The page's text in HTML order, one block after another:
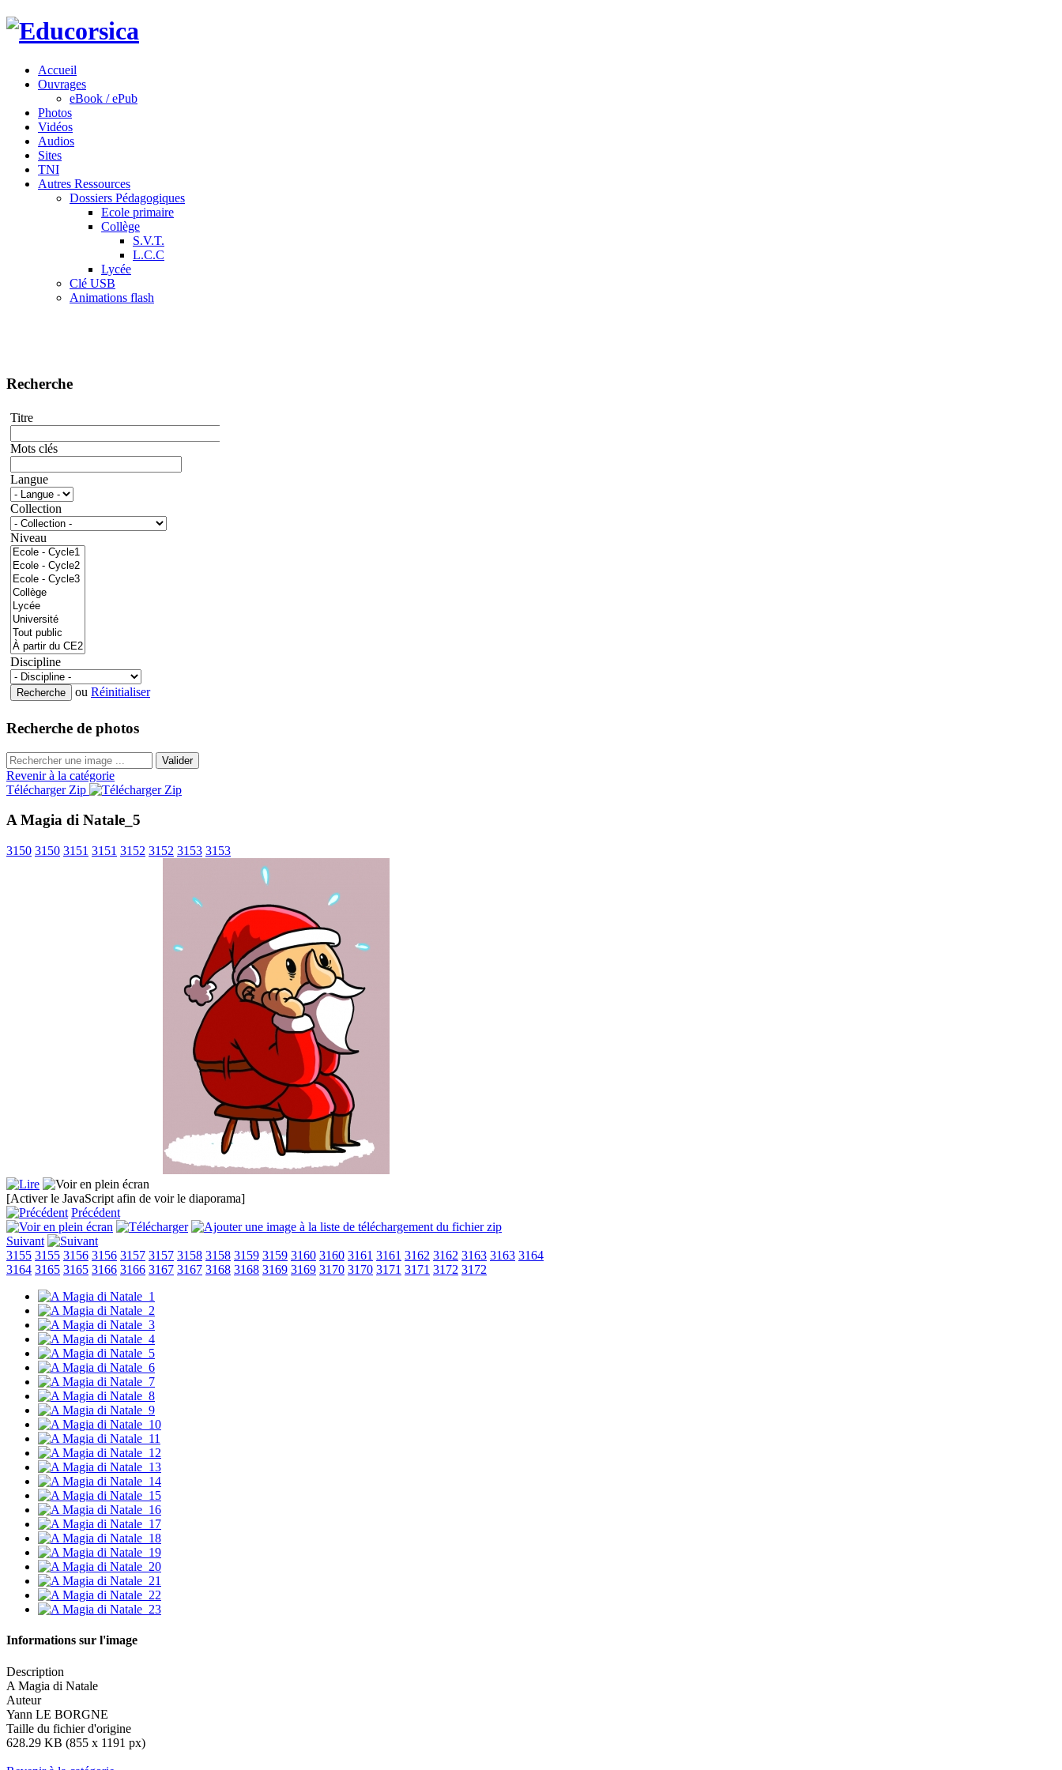
Accueil
Ouvrages
eBook / ePub
Photos
Vidéos
Audios
Sites
TNI
Autres Ressources
Dossiers Pédagogiques
Ecole primaire
Collège
S.V.T.
L.C.C
Lycée
Clé USB
Animations flash
Recherche
Titre
Mots clés
Langue
Collection
Niveau
Discipline
ou Réinitialiser
Recherche de photos
Valider
Revenir à la catégorie
Télécharger Zip
A Magia di Natale_5
3150 3150 3151 3151 3152 3152 3153 3153
[Activer le JavaScript afin de voir le diaporama]
Précédent
Suivant
3155 3155 3156 3156 3157 3157 3158 3158 3159 3159 3160 3160 3161 3161 3162 3162 3163 3163 3164
3164 3165 3165 3166 3166 3167 3167 3168 3168 3169 3169 3170 3170 3171 3171 3172 3172
Informations sur l'image
Description
A Magia di Natale
Auteur
Yann LE BORGNE
Taille du fichier d'origine
628.29 KB (855 x 1191 px)